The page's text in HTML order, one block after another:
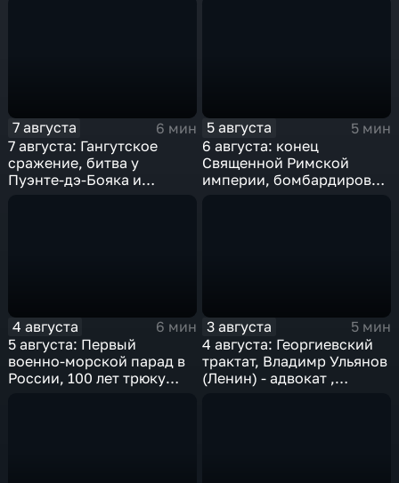
7 августа
6 мин
7 августа: Гангутское
сражение, битва у
Пуэнте-дэ-Бояка и
5 августа
5 мин
6 августа: конец
Священной Римской
империи, бомбардировка
4 августа
6 мин
5 августа: Первый
военно-морской парад в
России, 100 лет трюку
3 августа
5 мин
4 августа: Георгиевский
трактат, Владимр Ульянов
(Ленин) - адвокат ,